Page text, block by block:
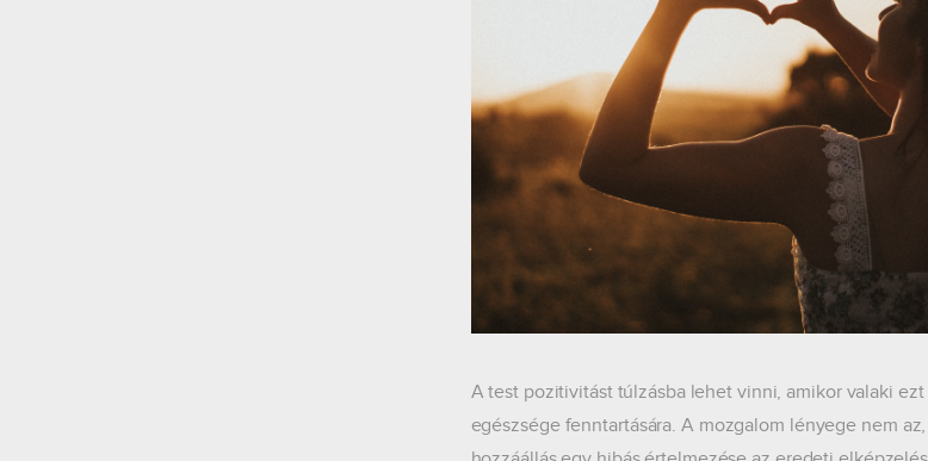
A test pozitivitást túlzásba lehet vinni, amikor valaki
egészsége fenntartására. A mozgalom lényege nem